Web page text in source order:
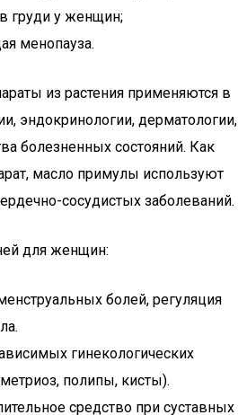
груди у женщин;
менопауза.
из растения применяются в
эндокринологии, дерматологии,
болезненных состояний. Как
масло примулы используют
сосудистых заболеваний.
для женщин:
болей, регуляция
гинекологических
полипы, кисты).
средство при суставных